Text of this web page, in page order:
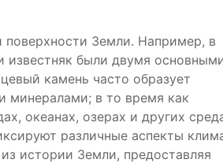
Земли. Например, в
известняк были двумя
камень часто образует
минералами; в то время как
океанах, озерах и других
различные аспекты
истории Земли, предоставляя